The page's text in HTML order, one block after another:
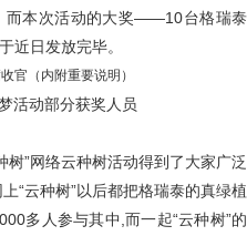
而本次活动的大奖——10台格瑞泰
近日发放完毕。
活动部分获奖人员
”网络云种树活动得到了大家广泛
“云种树”以后都把格瑞泰的真绿植
多人参与其中,而一起“云种树”的